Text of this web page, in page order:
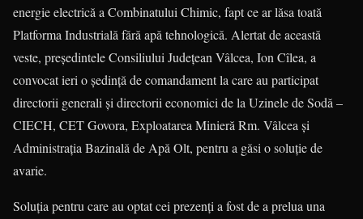
energie electrică a Combinatului Chimic, fapt ce ar lăsa toată
Platforma Industrială fără apă tehnologică. Alertat de această
veste, preşedintele Consiliului Judeţean Vâlcea, Ion Cîlea, a
convocat ieri o şedinţă de comandament la care au participat
directorii generali şi directorii economici de la Uzinele de Sodă –
CIECH, CET Govora, Exploatarea Minieră Rm. Vâlcea şi
Administraţia Bazinală de Apă Olt, pentru a găsi o soluţie de
avarie.
Soluţia pentru care au optat cei prezenţi a fost de a prelua una